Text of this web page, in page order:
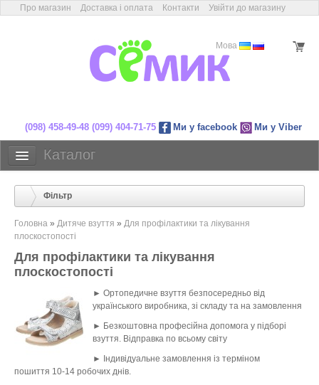
Про магазин Доставка і оплата Контакти Увійти до магазину
Мова
магазин дитячого ортопедичного
(098) 458-49-48 (099) 404-71-75 Ми у facebook Ми у Viber
Каталог
Взуття з компенсацією
Післяопераційне взуття
Індивідуальні устілки
Готові устілки
Фільтр
Головна » Дитяче взуття » Для профілактики та лікування
плоскостопості
Для профілактики та лікування
плоскостопості
► Ортопедичне взуття безпосередньо від
українського виробника, зі складу та на замовлення
► Безкоштовна професійна допомога у підборі
взуття. Відправка по всьому світу
►
Індивідуальне замовлення із терміном
пошиття 10-14 робочих днів.